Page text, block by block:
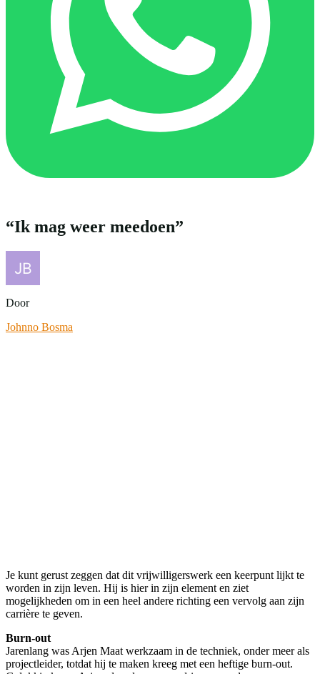
“Ik mag weer meedoen”
Door
Johnno Bosma
Je kunt gerust zeggen dat dit vrijwilligerswerk een keerpunt lijkt te
worden in zijn leven. Hij is hier in zijn element en ziet
mogelijkheden om in een heel andere richting een vervolg aan zijn
carrière te geven.
Burn-out
Jarenlang was Arjen Maat werkzaam in de techniek, onder meer als
projectleider, totdat hij te maken kreeg met een heftige burn-out.